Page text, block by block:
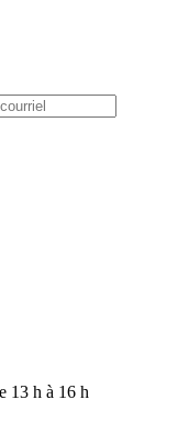
13 h à 16 h